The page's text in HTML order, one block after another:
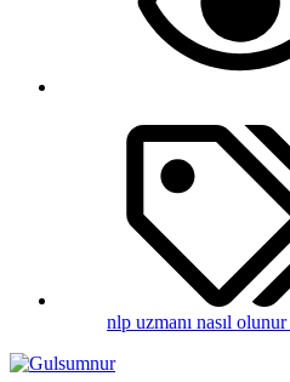
nlp uzmanı nasıl olunur